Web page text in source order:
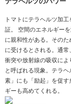
トマトにテラヘルツ加
証。 空間のエネルギー
に親和性がある。その
に受けるとされる。通
衝突や放射線の吸収によ
と呼ばれる現象。テラ
素」にも「励起」を促
ギーも高めてくれる。